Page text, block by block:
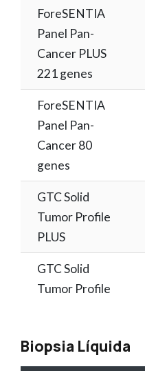
ForeSENTIA
Panel Pan-
Cancer PLUS
221 genes
ForeSENTIA
Panel Pan-
Cancer 80
genes
GTC Solid
Tumor Profile
PLUS
GTC Solid
Tumor Profile
Biopsia Líquida